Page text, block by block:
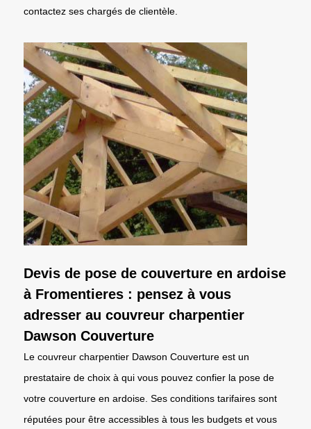
contactez ses chargés de clientèle.
Devis de pose de couverture en ardoise
à Fromentieres : pensez à vous
adresser au couvreur charpentier
Dawson Couverture
Le couvreur charpentier Dawson Couverture est un
prestataire de choix à qui vous pouvez confier la pose de
votre couverture en ardoise. Ses conditions tarifaires sont
réputées pour être accessibles à tous les budgets et vous